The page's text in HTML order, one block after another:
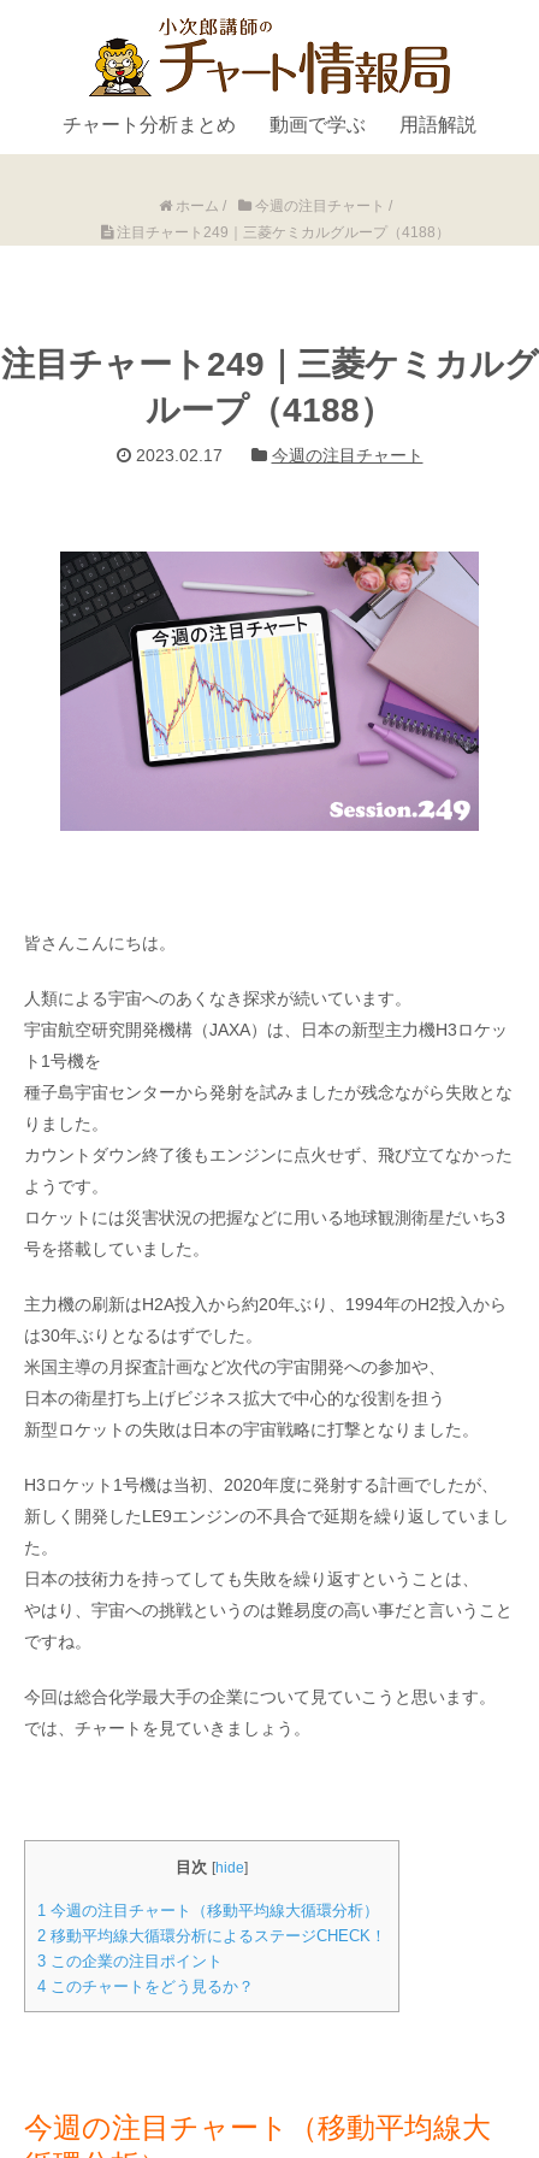
チャート分析まとめ 動画で学ぶ 用語解説
ホーム / 今週の注目チャート /
注目チャート249｜三菱ケミカルグループ（4188）
注目チャート249｜三菱ケミカルグ
ループ（4188）
2023.02.17 今週の注目チャート
皆さんこんにちは。
人類による宇宙へのあくなき探求が続いています。
宇宙航空研究開発機構（JAXA）は、日本の新型主力機H3ロケッ
ト1号機を
種子島宇宙センターから発射を試みましたが残念ながら失敗とな
りました。
カウントダウン終了後もエンジンに点火せず、飛び立てなかった
ようです。
ロケットには災害状況の把握などに用いる地球観測衛星だいち3
号を搭載していました。
主力機の刷新はH2A投入から約20年ぶり、1994年のH2投入から
は30年ぶりとなるはずでした。
米国主導の月探査計画など次代の宇宙開発への参加や、
日本の衛星打ち上げビジネス拡大で中心的な役割を担う
新型ロケットの失敗は日本の宇宙戦略に打撃となりました。
H3ロケット1号機は当初、2020年度に発射する計画でしたが、
新しく開発したLE9エンジンの不具合で延期を繰り返していまし
た。
日本の技術力を持ってしても失敗を繰り返すということは、
やはり、宇宙への挑戦というのは難易度の高い事だと言いうこと
ですね。
今回は総合化学最大手の企業について見ていこうと思います。
では、チャートを見ていきましょう。
目次 [hide]
1 今週の注目チャート（移動平均線大循環分析）
2 移動平均線大循環分析によるステージCHECK！
3 この企業の注目ポイント
4 このチャートをどう見るか？
今週の注目チャート（移動平均線大